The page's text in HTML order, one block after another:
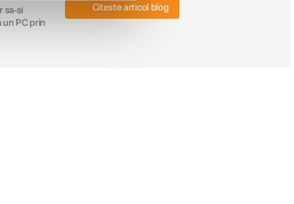
sa-si
PC prin
Citeste articol blog